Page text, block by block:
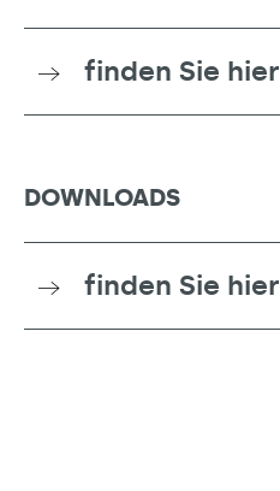
finden Sie hier
DOWNLOADS
finden Sie hier